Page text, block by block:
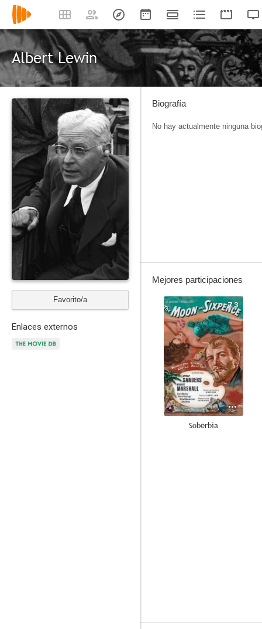
Albert Lewin
Favorito/a
Enlaces externos
Biografía
No hay actualmente ninguna
Mejores participaciones
7.3
Soberbia